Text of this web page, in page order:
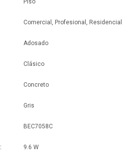
Piso
Comercial, Profesional, Residencial
Adosado
Clásico
Concreto
Gris
BEC7058C
9.6 W